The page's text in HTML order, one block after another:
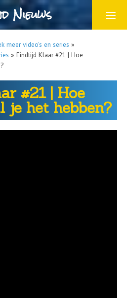
Nieuws
meer video's en series »
» Eindtijd Klaar #21 | Hoe
#21 | Hoe
je het hebben?